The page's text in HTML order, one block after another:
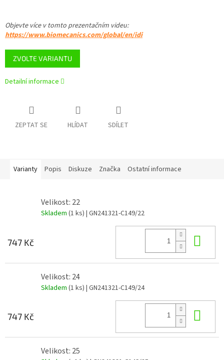
ZVOLTE VARIANTU
Objevte více v tomtoprezentačním videu:
https://www.biomecanics.com/global/en/idi
Detailní informace
ZEPTAT SE HLÍDAT SDÍLET
Varianty Popis Diskuze Značka Ostatní informace
Velikost: 22
Skladem (1 ks) | GN241321-C149/22
747 Kč
Velikost: 24
Skladem (1 ks) | GN241321-C149/24
747 Kč
Velikost: 25